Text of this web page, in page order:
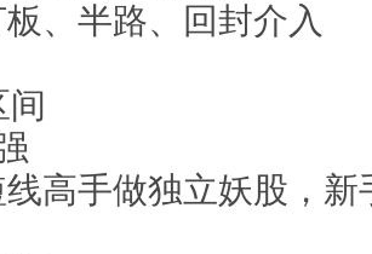
、半路、回封介入
间
高手做独立妖股，新